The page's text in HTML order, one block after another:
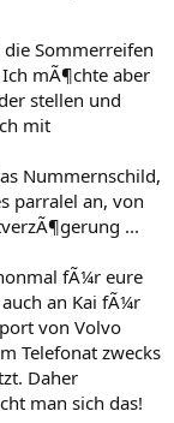
Sommerreifen
mÃ¶chte aber
stellen und
mit
Nummernschild,
parralel an, von
...
fÃ¼r eure
an Kai fÃ¼r
von Volvo
Telefonat zwecks
Daher
man sich das!